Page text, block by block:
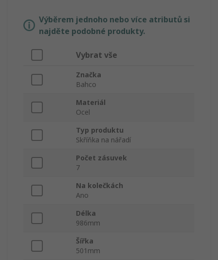
Výběrem jednoho nebo více atributů si
najděte podobné produkty.
Vybrat vše
Značka
Bahco
Materiál
Ocel
Typ produktu
Skříňka na nářadí
Počet zásuvek
7
Na kolečkách
Ano
Délka
986mm
Šířka
501mm